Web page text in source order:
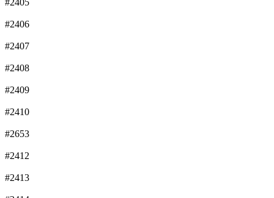
#2405
#2406
#2407
#2408
#2409
#2410
#2653
#2412
#2413